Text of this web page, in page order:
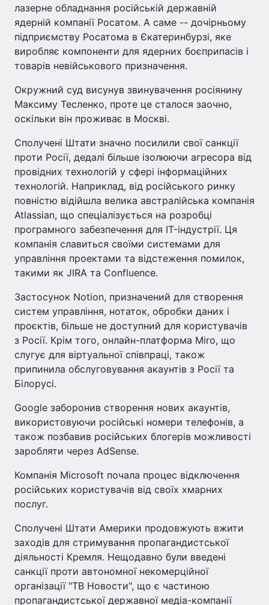
лазерне обладнання російській державній
ядерній компанії Росатом. А саме -- дочірньому
підприємству Росатома в Єкатеринбурзі, яке
виробляє компоненти для ядерних боєприпасів і
товарів невійськового призначення.
Окружний суд висунув звинувачення росіянину
Максиму Тесленко, проте це сталося заочно,
оскільки він проживає в Москві.
Сполучені Штати значно посилили свої санкції
проти Росії, дедалі більше ізолюючи агресора від
провідних технологій у сфері інформаційних
технологій. Наприклад, від російського ринку
повністю відійшла велика австралійська компанія
Atlassian, що спеціалізується на розробці
програмного забезпечення для IT-індустрії. Ця
компанія славиться своїми системами для
управління проектами та відстеження помилок,
такими як JIRA та Confluence.
Застосунок Notion, призначений для створення
систем управління, нотаток, обробки даних і
проєктів, більше не доступний для користувачів
з Росії. Крім того, онлайн-платформа Miro, що
слугує для віртуальної співпраці, також
припинила обслуговування акаунтів з Росії та
Білорусі.
Google заборонив створення нових акаунтів,
використовуючи російські номери телефонів, а
також позбавив російських блогерів можливості
заробляти через AdSense.
Компанія Microsoft почала процес відключення
російських користувачів від своїх хмарних
послуг.
Сполучені Штати Америки продовжують вжити
заходів для стримування пропагандистської
діяльності Кремля. Нещодавно були введені
санкції проти автономної некомерційної
організації "ТВ Новости", що є частиною
пропагандистської державної медіа-компанії